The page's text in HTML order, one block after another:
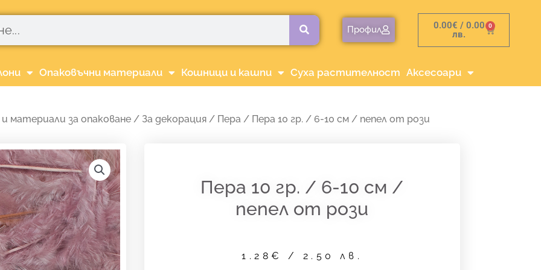
Профил 0.00€ / 0.00
лв.
0
Cart
Опаковъчни материали Кошници и кашпи Суха растителност Аксесоари
материали за опаковане / За декорация / Пера / Пера 10 гр. / 6-10 см / пепел от рози
Пера 10 гр. / 6-10 см /
пепел от рози
1.28€ / 2.50 лв.